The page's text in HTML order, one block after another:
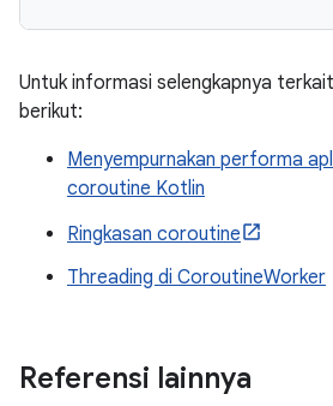
Untuk informasi selengkapnya
berikut:
Menyempurnakan performa
coroutine Kotlin
Ringkasan coroutine
Threading di CoroutineWorker
Referensi lainnya